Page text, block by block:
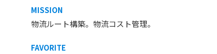
MISSION
物流ルート構築。物流コスト管理。
FAVORITE